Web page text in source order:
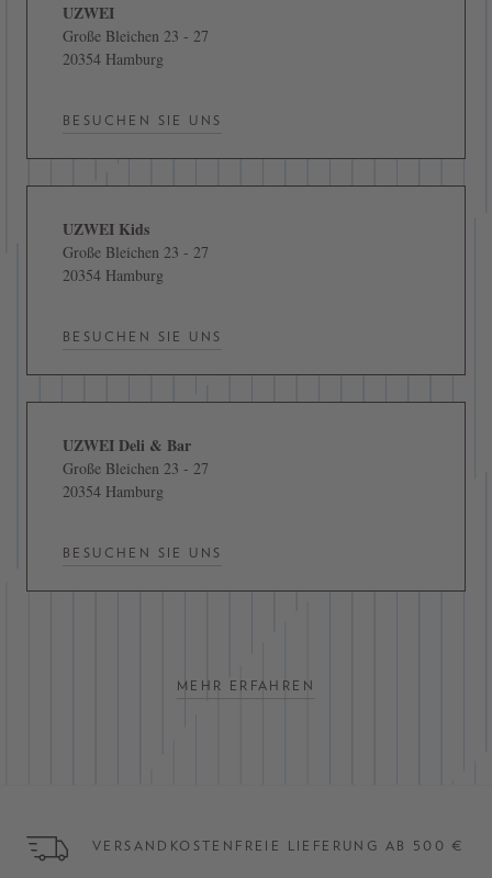
UZWEI
Große Bleichen 23 - 27
20354 Hamburg
BESUCHEN SIE UNS
UZWEI Kids
Große Bleichen 23 - 27
20354 Hamburg
BESUCHEN SIE UNS
UZWEI Deli & Bar
Große Bleichen 23 - 27
20354 Hamburg
BESUCHEN SIE UNS
MEHR ERFAHREN
VERSANDKOSTENFREIE LIEFERUNG AB 500 €